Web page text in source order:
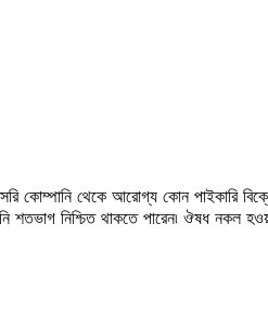
কোম্পানি থেকে আরোগ্য কোন পাইকারি
শতভাগ নিশ্চিত থাকতে পারেন৷ ঔষধ